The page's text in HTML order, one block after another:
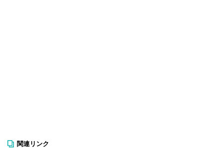
関連リンク